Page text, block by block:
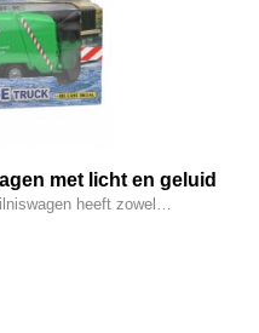
met licht en geluid
heeft zowel…